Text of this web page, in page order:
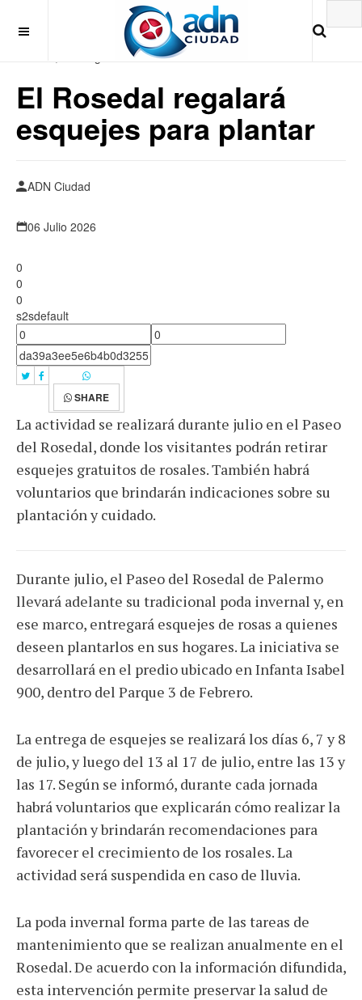
Viernes, 7 de Agosto 2026
El Rosedal regalará
esquejes para plantar
ADN Ciudad
06 Julio 2026
0
0
0
s2sdefault
SHARE
La actividad se realizará durante julio en el Paseo
del Rosedal, donde los visitantes podrán retirar
esquejes gratuitos de rosales. También habrá
voluntarios que brindarán indicaciones sobre su
plantación y cuidado.
Durante julio, el Paseo del Rosedal de Palermo
llevará adelante su tradicional poda invernal y, en
ese marco, entregará esquejes de rosas a quienes
deseen plantarlos en sus hogares. La iniciativa se
desarrollará en el predio ubicado en Infanta Isabel
900, dentro del Parque 3 de Febrero.
La entrega de esquejes se realizará los días 6, 7 y 8
de julio, y luego del 13 al 17 de julio, entre las 13 y
las 17. Según se informó, durante cada jornada
habrá voluntarios que explicarán cómo realizar la
plantación y brindarán recomendaciones para
favorecer el crecimiento de los rosales. La
actividad será suspendida en caso de lluvia.
La poda invernal forma parte de las tareas de
mantenimiento que se realizan anualmente en el
Rosedal. De acuerdo con la información difundida,
esta intervención permite preservar la salud de